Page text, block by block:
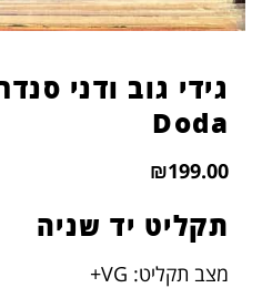
גידי גוב ודני
Doda
₪199.00
תקליט יד שניה
מצב תקליט: VG+